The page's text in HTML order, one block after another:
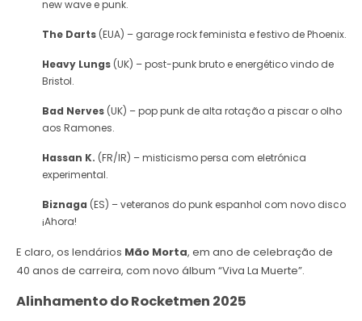
new wave e punk.
The Darts(EUA) – garage rock feminista e festivo de Phoenix.
Heavy Lungs(UK) – post-punk bruto e energético vindo de
Bristol.
Bad Nerves(UK) – pop punk de alta rotação a piscar o olho
aos Ramones.
Hassan K. (FR/IR) – misticismo persa com eletrónica
experimental.
Biznaga (ES) – veteranos do punk espanhol com novo disco
¡Ahora!
E claro, os lendários Mão Morta, em ano de celebração de
40 anos de carreira, com novo álbum “Viva La Muerte”.
Alinhamento do Rocketmen 2025